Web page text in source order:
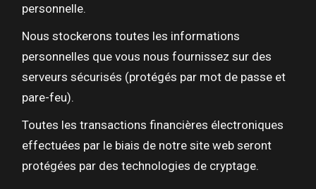
personnelle.
Nous stockerons toutes les informations
personnelles que vous nous fournissez sur des
serveurs sécurisés (protégés par mot de passe et
pare-feu).
Toutes les transactions financières électroniques
effectuées par le biais de notre site web seront
protégées par des technologies de cryptage.